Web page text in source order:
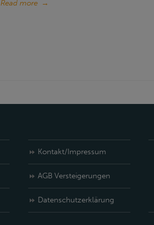
Read more →
Kontakt/Impressum
AGB Versteigerungen
Datenschutzerklärung